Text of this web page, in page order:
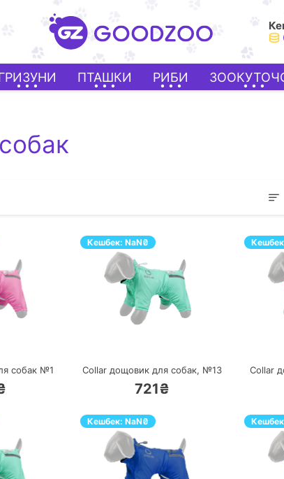
ПТАШКИ РИБИ
собак №1
Кешбек: NaN₴
Collar дощовик для собак, №13
721₴
Collar
Кешбек: NaN₴